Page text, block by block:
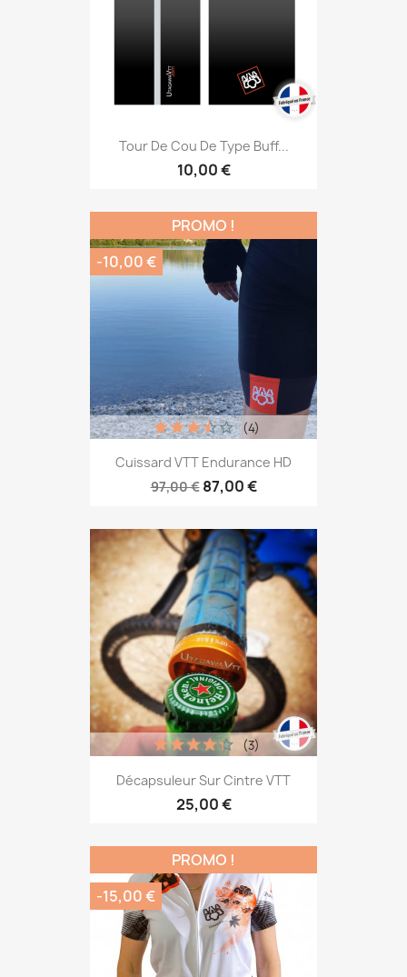
Tour De Cou De Type Buff...
10,00 €
Cuissard VTT Endurance HD
97,00 € 87,00 €
(4)
PROMO !
-10,00 €
Décapsuleur Sur Cintre VTT
25,00 €
(3)
PROMO !
-15,00 €